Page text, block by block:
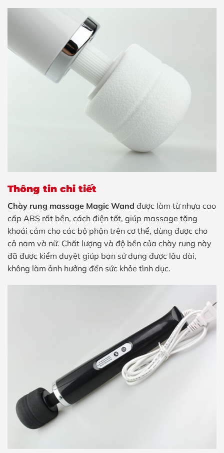
Thông tin chi tiết
Chày rung massage Magic Wand được làm từ nhựa cao
cấp ABS rất bền, cách điện tốt, giúp massage tăng
khoái cảm cho các bộ phận trên cơ thể, dùng được cho
cả nam và nữ. Chất lượng và độ bền của chày rung này
đã được kiểm duyệt giúp bạn sử dụng được lâu dài,
không làm ảnh hưởng đến sức khỏe tình dục.